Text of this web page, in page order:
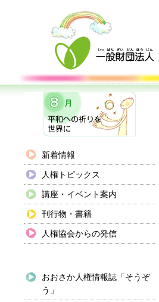
新着情報
人権トピックス
講座・イベント案内
刊行物・書籍
人権協会からの発信
おおさか人権情報誌「そうぞ
う」